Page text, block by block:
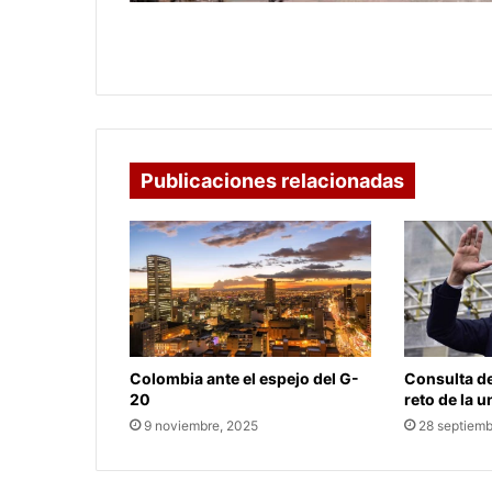
Publicaciones relacionadas
Colombia ante el espejo del G-
20
9 noviembre, 2025
Consulta
reto de la
28